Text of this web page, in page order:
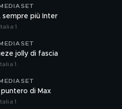
sempre più Inter
1
jolly di fascia
1
puntero di Max
1